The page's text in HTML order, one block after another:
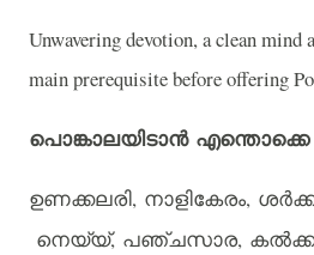
Unwavering devotion, a clean mind
main prerequisite before offering
പൊങ്കാലയിടാൻ എന്തൊക്കെ
ഉണക്കലരി , നാളികേരം,
നെയ്യ്, പഞ്ചസാര,